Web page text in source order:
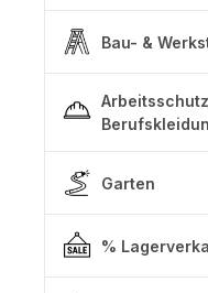
Bau- &
Garten
%